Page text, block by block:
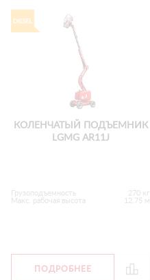
КОЛЕНЧАТЫЙ ПОДЪЕМНИК
LGMG AR11J
Грузоподъемность
270 кг
Макс. рабочая высота
12.75 м
ПОДРОБНЕЕ